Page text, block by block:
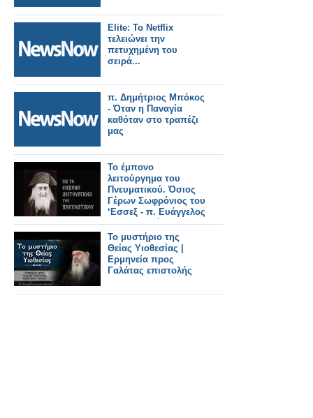
Elite: Το Netflix
τελειώνει την
πετυχημένη του
σειρά...
π. Δημήτριος Μπόκος
- Όταν η Παναγία
καθόταν στο τραπέζι
μας
Το έμπονο
λειτούργημα του
Πνευματικού. Όσιος
Γέρων Σωφρόνιος του
‘Εσσεξ - π. Ευάγγελος
Παπανικολάου
Το μυστήριο της
Θείας Υιοθεσίας |
Ερμηνεία προς
Γαλάτας επιστολής